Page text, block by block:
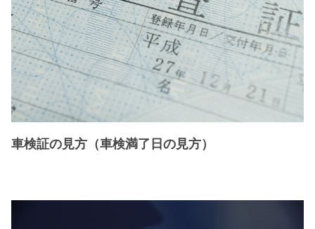
車検証の見方（車検満了日の見方）